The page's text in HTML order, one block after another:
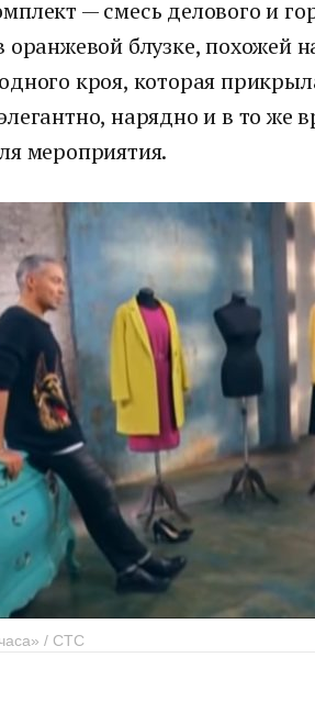
— смесь делового и
оранжевой блузке, похожей
кроя, которая
нарядно и в то же
мероприятия.
/ СТС